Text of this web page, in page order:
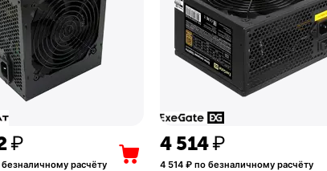
₽
расчёту
4 514₽
4 514 ₽ по безналичному расчёту